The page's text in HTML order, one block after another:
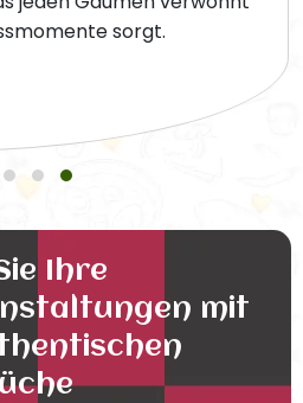
sorgt.
Ihre
mit